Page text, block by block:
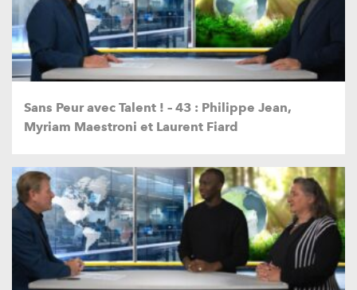
Sans Peur avec Talent ! – 43 : Philippe Jean,
Myriam Maestroni et Laurent Fiard